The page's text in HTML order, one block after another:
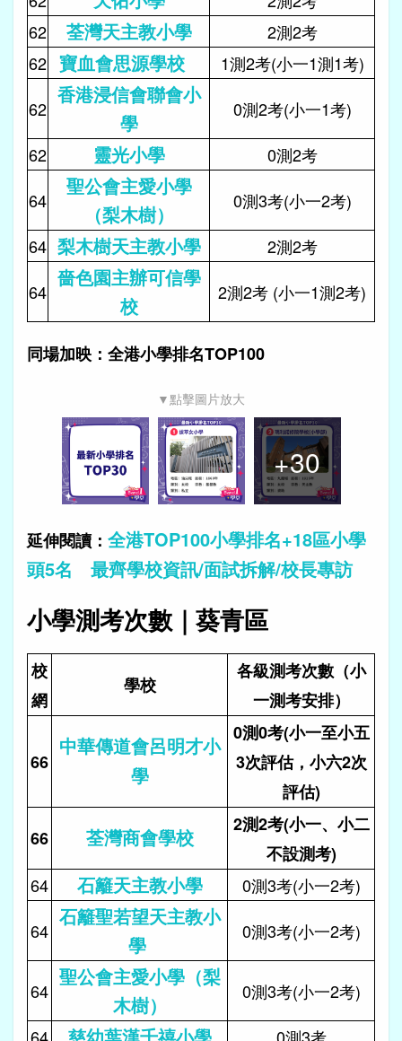
62
荃灣天主教小學
2測2考
62 寶血會思源學校
1測2考(小一1測1考)
62
香港浸信會聯會小
學
0測2考(小一1考)
62
靈光小學
0測2考
64
聖公會主愛小學
（梨木樹）
0測3考(小一2考)
64 梨木樹天主教小學
2測2考
64
嗇色園主辦可信學
校
2測2考 (小一1測2考)
同場加映：全港小學排名TOP100
▼點擊圖片放大
+30
延伸閱讀： 全港TOP100小學排名+18區小學
頭5名 最齊學校資訊/面試拆解/校長專訪
小學測考次數｜葵青區
校
網
學校
各級測考次數（小
一測考安排）
66
中華傳道會呂明才小
學
0測0考(小一至小五
3次評估，小六2次
評估)
66
荃灣商會學校
2測2考(小一、小二
不設測考)
64
石籬天主教小學
0測3考(小一2考)
64
石籬聖若望天主教小
學
0測3考(小一2考)
64
聖公會主愛小學（梨
木樹）
0測3考(小一2考)